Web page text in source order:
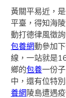
黃關平易近，
平臺，得知海
動打德律風徵
包養網動參加
線，一站就是
鄉的包養一份
中，還有位特
養網陵島遭遇